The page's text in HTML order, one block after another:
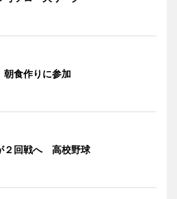
朝食作りに参加
２回戦へ 高校野球